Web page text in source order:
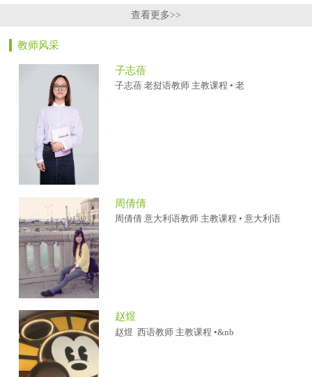
查看更多>>
教师风采
子志蓓
子志蓓 老挝语教师 主教课程 • 老
周倩倩
周倩倩 意大利语教师 主教课程 • 意大利语
赵煜
赵煜 西语教师 主教课程 •&nb